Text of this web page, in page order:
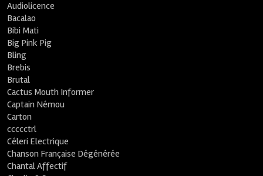
Audiolicence
Bacalao
Bibi Mati
Big Pink Pig
Bling
Brebis
Brutal
Cactus Mouth Informer
Captain Némou
Carton
ccccctrl
Céleri Electrique
Chanson Française Dégénérée
Chantal Affectif